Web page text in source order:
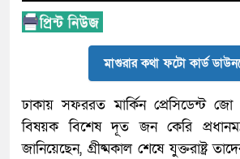
মাগুরার কথা ফটো কার্ড
ঢাকায় সফররত মার্কিন প্রেসিডেন্ট
বিষয়ক বিশেষ দূত জন কেরি
জানিয়েছেন, গ্রীষ্মকাল শেষে যুক্তরাষ্ট্র